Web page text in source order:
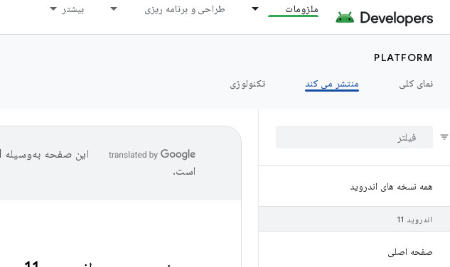
ملزومات طراحی و برنامه ریزی بیشتر
PLATFORM
نمای کلی
منتشر می کند تکنولوژی
همه نسخه های اندروید
اندروید 11
صفحه اصلی
این صفحه به‌وسیله
است.